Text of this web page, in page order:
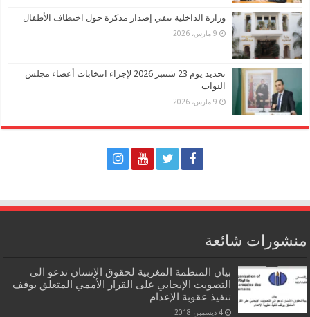
وزارة الداخلية تنفي إصدار مذكرة حول اختطاف الأطفال
9 مارس، 2026
تحديد يوم 23 شتنبر 2026 لإجراء انتخابات أعضاء مجلس
النواب
9 مارس، 2026
منشورات شائعة
بيان المنظمة المغربية لحقوق الإنسان تدعو الى
التصويت الإيجابي على القرار الأممي المتعلق بوقف
تنفيذ عقوبة الإعدام
4 ديسمبر، 2018